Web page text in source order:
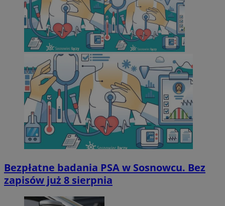
Bezpłatne badania PSA w Sosnowcu. Bez
zapisów już 8 sierpnia